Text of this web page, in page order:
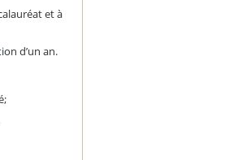
et à
d’un an.